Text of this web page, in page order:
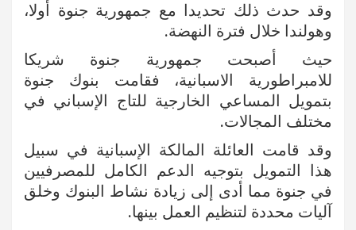
وقد حدث ذلك تحديدا مع جمهورية جنوة أولا،
وهولندا خلال فترة النهضة.
حيث أصبحت جمهورية جنوة شريكا
للامبراطورية الاسبانية، فقامت بنوك جنوة
بتمويل المساعي الخارجية للتاج الإسباني في
مختلف المجالات.
وقد قامت العائلة المالكة الإسبانية في سبيل
هذا التمويل بتوجيه الدعم الكامل للمصرفيين
في جنوة مما أدى إلى زيادة نشاط البنوك وخلق
آليات محددة لتنظيم العمل بينها.